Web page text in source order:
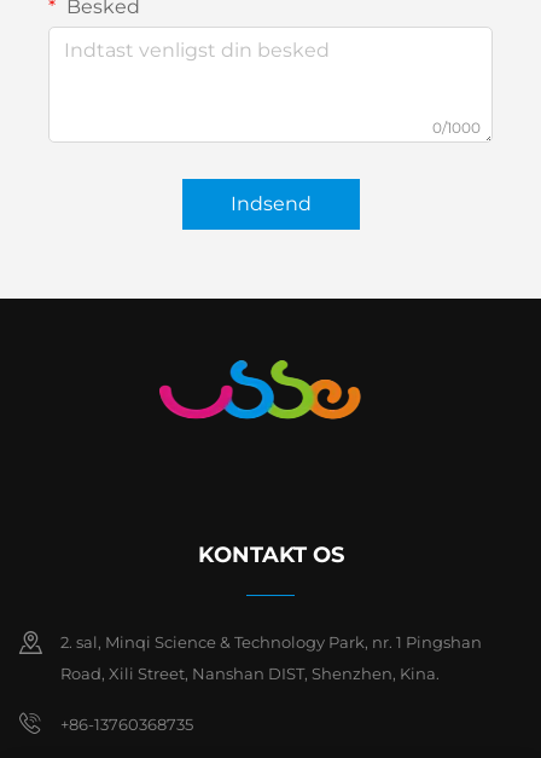
Besked
0/1000
Indsend
KONTAKT OS
2. sal, Minqi Science & Technology Park, nr. 1 Pingshan
Road, Xili Street, Nanshan DIST, Shenzhen, Kina.
+86-13760368735